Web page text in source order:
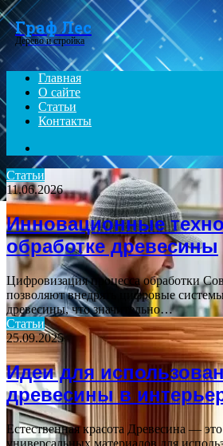
Menu
Граф Лес
Дерево и стройка
Главная
О сайте
Статьи
Контакты
for
Статьи
11.06.2026
Инновационные
обработке древесины
Цифровизация процесса обработки
позволяют внедрять цифровые
древесины, что значительно…
Статьи
25.09.2025
Идеи для
древесины в
Естественная красота Древесина —
универсальных материалов для